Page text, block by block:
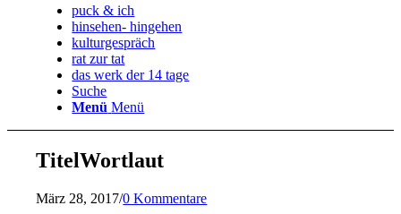
puck & ich
hinsehen- hingehen
kulturgespräch
rat zur tat
das werk der 14 tage
Suche
Menü Menü
TitelWortlaut
März 28, 2017/0 Kommentare